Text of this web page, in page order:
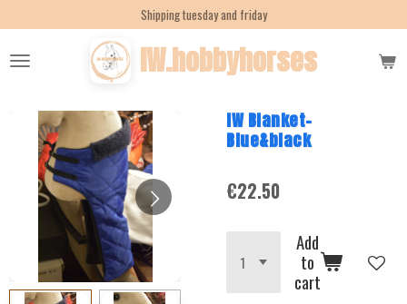
main
IW.hobbyhorses
Shipping tuesday and friday
IW Blanket-
Blue&black
€22.50
Add
to
cart